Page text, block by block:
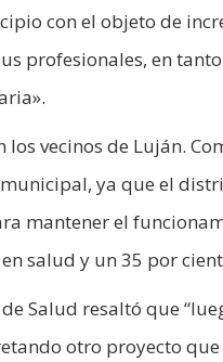
con el objeto de
profesionales, en
vecinos de Luján.
ya que el
mantener el
salud y un 35 por
Salud resaltó que
otro proyecto